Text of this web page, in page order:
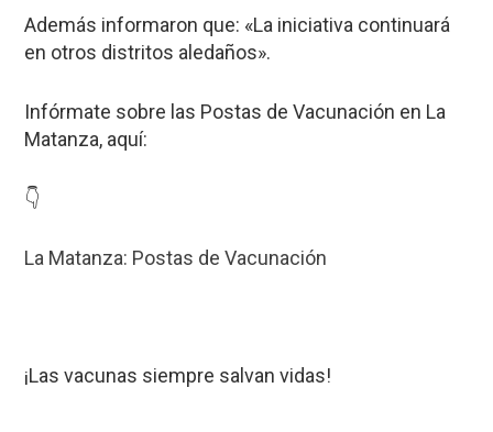
Además informaron que: «La iniciativa continuará
en otros distritos aledaños».
Infórmate sobre las Postas de Vacunación en La
Matanza, aquí:
👇
La Matanza: Postas de Vacunación
¡Las vacunas siempre salvan vidas!